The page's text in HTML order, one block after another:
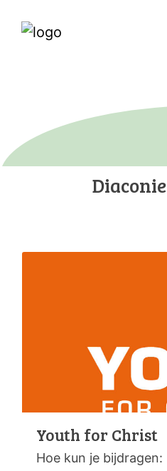
Diaconie
Youth for Christ
Hoe kun je bijdragen: